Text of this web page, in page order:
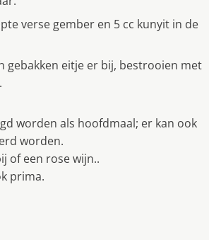
verse gember en 5 cc kunyit in de
gebakken eitje er bij, bestrooien met
worden als hoofdmaal; er kan ook
worden.
of een rose wijn..
prima.